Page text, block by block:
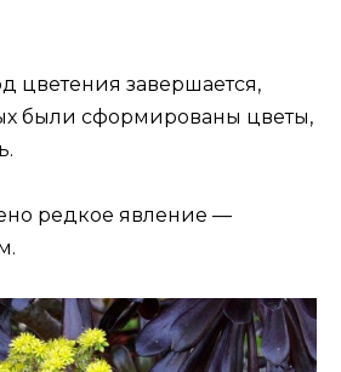
цветения завершается,
были сформированы цветы,
редкое явление —